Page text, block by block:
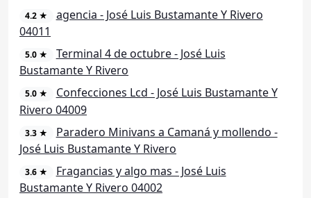
4.2 ★
agencia - José Luis Bustamante Y Rivero
04011
5.0 ★
Terminal 4 de octubre - José Luis
Bustamante Y Rivero
5.0 ★
Confecciones Lcd - José Luis Bustamante Y
Rivero 04009
3.3 ★
Paradero Minivans a Camaná y mollendo -
José Luis Bustamante Y Rivero
3.6 ★
Fragancias y algo mas - José Luis
Bustamante Y Rivero 04002